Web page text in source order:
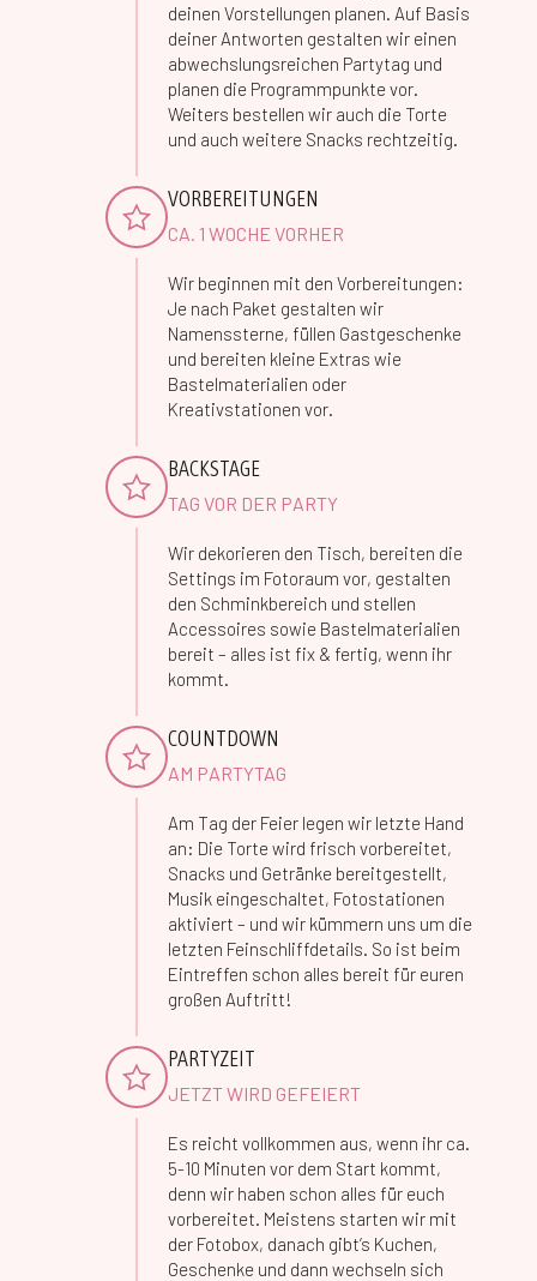
deinen Vorstellungen planen. Auf Basis
deiner Antworten gestalten wir einen
abwechslungsreichen Partytag und
planen die Programmpunkte vor.
Weiters bestellen wir auch die Torte
und auch weitere Snacks rechtzeitig.
VORBEREITUNGEN
CA. 1 WOCHE VORHER
Wir beginnen mit den Vorbereitungen:
Je nach Paket gestalten wir
Namenssterne, füllen Gastgeschenke
und bereiten kleine Extras wie
Bastelmaterialien oder
Kreativstationen vor.
BACKSTAGE
TAG VOR DER PARTY
Wir dekorieren den Tisch, bereiten die
Settings im Fotoraum vor, gestalten
den Schminkbereich und stellen
Accessoires sowie Bastelmaterialien
bereit – alles ist fix & fertig, wenn ihr
kommt.
COUNTDOWN
AM PARTYTAG
Am Tag der Feier legen wir letzte Hand
an: Die Torte wird frisch vorbereitet,
Snacks und Getränke bereitgestellt,
Musik eingeschaltet, Fotostationen
aktiviert – und wir kümmern uns um die
letzten Feinschliffdetails. So ist beim
Eintreffen schon alles bereit für euren
großen Auftritt!
PARTYZEIT
JETZT WIRD GEFEIERT
Es reicht vollkommen aus, wenn ihr ca.
5-10 Minuten vor dem Start kommt,
denn wir haben schon alles für euch
vorbereitet. Meistens starten wir mit
der Fotobox, danach gibt’s Kuchen,
Geschenke und dann wechseln sich